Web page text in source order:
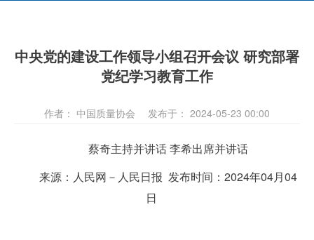
中央党的建设工作领导小组召开会议 研究部署
党纪学习教育工作
作者： 中国质量协会 发布于： 2024-05-23 00:00
蔡奇主持并讲话 李希出席并讲话
来源：人民网－人民日报 发布时间：2024年04月04
日